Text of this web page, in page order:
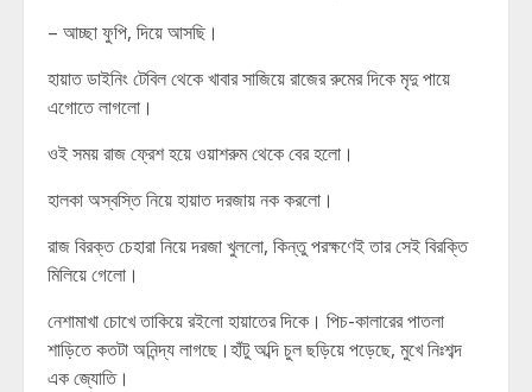
– আচ্ছা ফুপি, দিয়ে আসছি।
হায়াত ডাইনিং টেবিল থেকে খাবার সাজিয়ে রাজের রুমের দিকে মৃদু পায়ে
এগোতে লাগলো।
ওই সময় রাজ ফ্রেশ হয়ে ওয়াশরুম থেকে বের হলো।
হালকা অস্বস্তি নিয়ে হায়াত দরজায় নক করলো।
রাজ বিরক্ত চেহারা নিয়ে দরজা খুললো, কিন্তু পরক্ষণেই তার সেই বিরক্তি
মিলিয়ে গেলো।
নেশামাখা চোখে তাকিয়ে রইলো হায়াতের দিকে। পিচ-কালারের পাতলা
শাড়িতে কতটা অনিন্দ্য লাগছে।হাঁটু অব্দি চুল ছড়িয়ে পড়েছে, মুখে নিঃশব্দ
এক জ্যোতি।